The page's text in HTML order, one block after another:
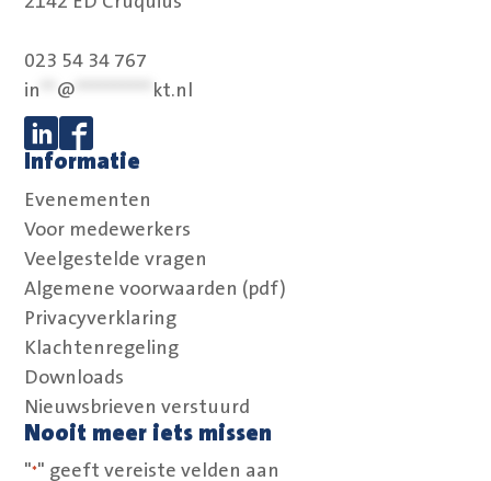
023 54 34 767
in
@ kt.nl
Volg ons op Linkedin
Volg ons op Facebook
Informatie
Evenementen
Voor medewerkers
Veelgestelde vragen
Algemene voorwaarden (pdf)
Privacyverklaring
Klachtenregeling
Downloads
Nieuwsbrieven verstuurd
Nooit meer iets missen
"*" geeft vereiste velden aan